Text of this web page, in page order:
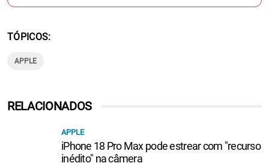
TÓPICOS
APPLE
RELACIONADOS
APPLE
iPhone 18 Pro Max pode estrear com "recurso
inédito" na câmera